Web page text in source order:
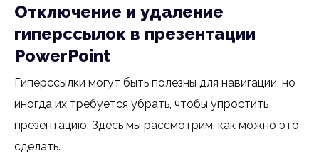
Отключение и удаление
гиперссылок в презентации
PowerPoint
Гиперссылки могут быть полезны для навигации, но
иногда их требуется убрать, чтобы упростить
презентацию. Здесь мы рассмотрим, как можно это
сделать.